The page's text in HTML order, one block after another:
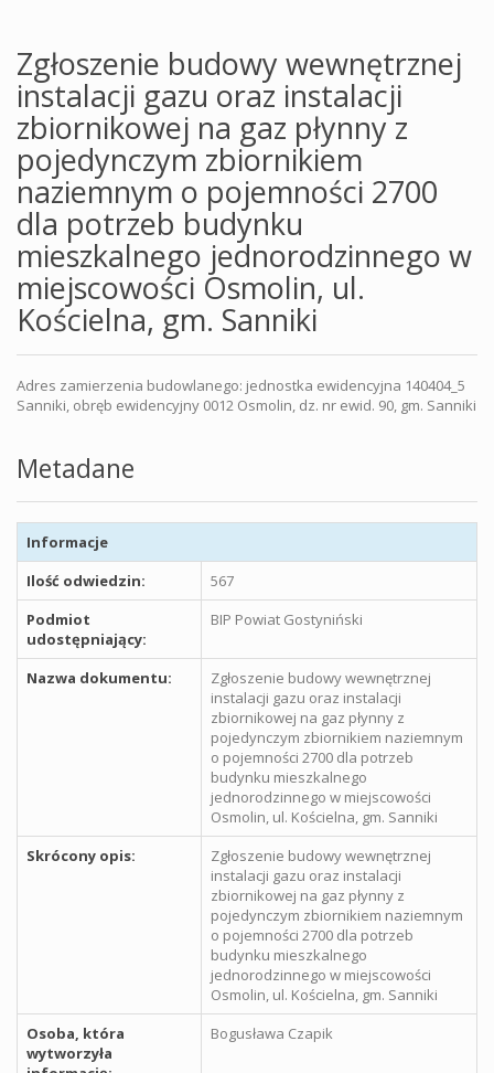
Zgłoszenie budowy wewnętrznej
instalacji gazu oraz instalacji
zbiornikowej na gaz płynny z
pojedynczym zbiornikiem
naziemnym o pojemności 2700
dla potrzeb budynku
mieszkalnego jednorodzinnego w
miejscowości Osmolin, ul.
Kościelna, gm. Sanniki
Adres zamierzenia budowlanego: jednostka ewidencyjna 140404_5
Sanniki, obręb ewidencyjny 0012 Osmolin, dz. nr ewid. 90, gm. Sanniki
Metadane
Informacje
Ilość odwiedzin:
567
Podmiot
udostępniający:
BIP Powiat Gostyniński
Nazwa dokumentu:
Zgłoszenie budowy wewnętrznej
instalacji gazu oraz instalacji
zbiornikowej na gaz płynny z
pojedynczym zbiornikiem naziemnym
o pojemności 2700 dla potrzeb
budynku mieszkalnego
jednorodzinnego w miejscowości
Osmolin, ul. Kościelna, gm. Sanniki
Skrócony opis:
Zgłoszenie budowy wewnętrznej
instalacji gazu oraz instalacji
zbiornikowej na gaz płynny z
pojedynczym zbiornikiem naziemnym
o pojemności 2700 dla potrzeb
budynku mieszkalnego
jednorodzinnego w miejscowości
Osmolin, ul. Kościelna, gm. Sanniki
Osoba, która
wytworzyła
Bogusława Czapik